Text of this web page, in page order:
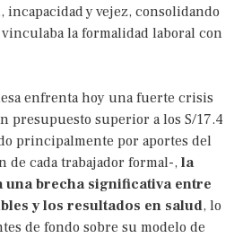
incapacidad y vejez, consolidando
la formalidad laboral con
enfrenta hoy una fuerte crisis
presupuesto superior a los S/17.4
principalmente por aportes del
de cada trabajador formal-, la
brecha significativa entre
y los resultados en salud, lo
de fondo sobre su modelo de